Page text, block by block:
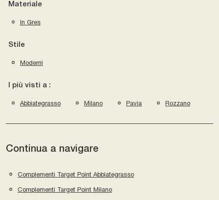
Materiale
In Gres
Stile
Moderni
I più visti a :
Abbiategrasso Milano Pavia Rozzano
Continua a navigare
Complementi Target Point Abbiategrasso
Complementi Target Point Milano